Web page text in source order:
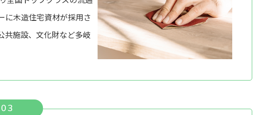
に木造住宅資材が採用さ
共施設、文化財など多岐
03